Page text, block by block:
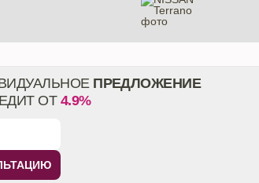
ПРЕДЛОЖЕНИЕ
ОТ 4.9%